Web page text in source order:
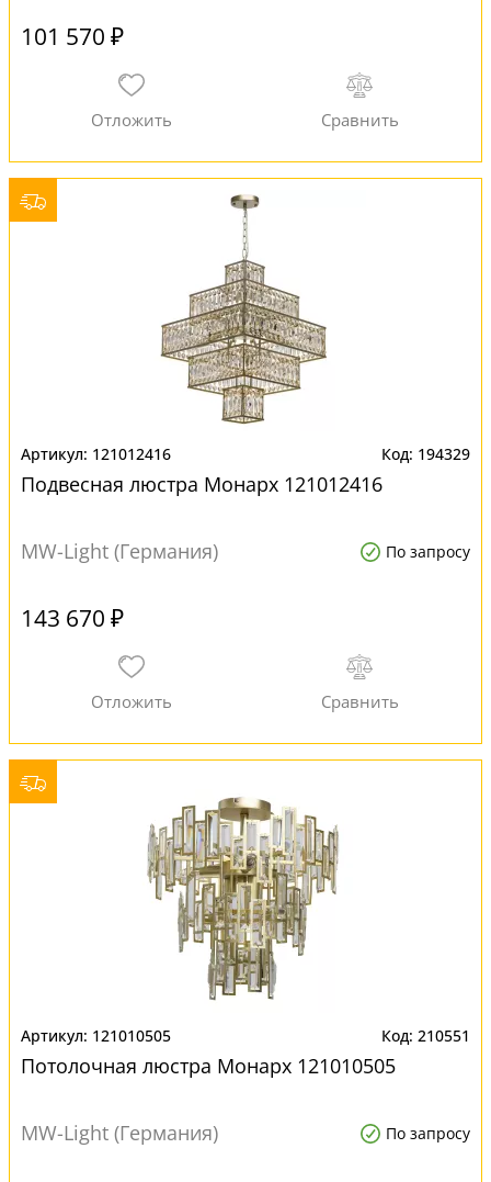
101 570 ₽
121012416 194329
Подвесная люстра Монарх 121012416
MW-Light (Германия) По запросу
143 670 ₽
121010505 210551
Потолочная люстра Монарх 121010505
MW-Light (Германия) По запросу